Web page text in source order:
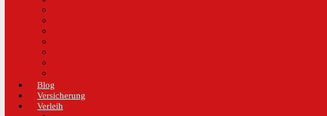
Blog
Versicherung
Verleih